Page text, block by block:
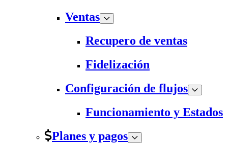
Ventas
Recupero de ventas
Fidelización
Configuración de flujos
Funcionamiento y Estados
Planes y pagos